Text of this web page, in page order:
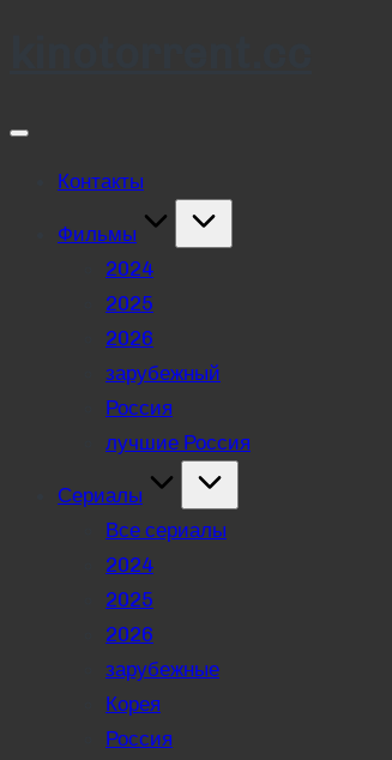
Контакты
Фильмы
2024
2025
2026
зарубежный
Россия
лучшие Россия
Сериалы
Все сериалы
2024
2025
2026
зарубежные
Корея
Россия